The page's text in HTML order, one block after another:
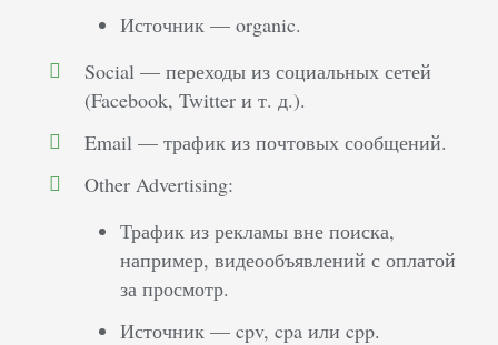
Источник — organic.
Social — переходы из социальных сетей
(Facebook, Twitter и т. д.).
Email — трафик из почтовых сообщений.
Other Advertising:
Трафик из рекламы вне поиска,
например, видеообъявлений с оплатой
за просмотр.
Источник — cpv, cpa или cpp.